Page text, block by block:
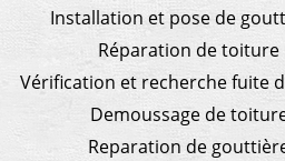
Installation et pose de
Réparation de toiture
Vérification et recherche fuite
Demoussage de
Reparation de